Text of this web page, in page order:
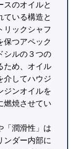
スのオイルと
ている構造と
リックシャフ
保つアペック
シルの３つの
ため、オイル
介してハウジ
ジンオイルを
燃焼させてい
「潤滑性」は
ンダー内部に